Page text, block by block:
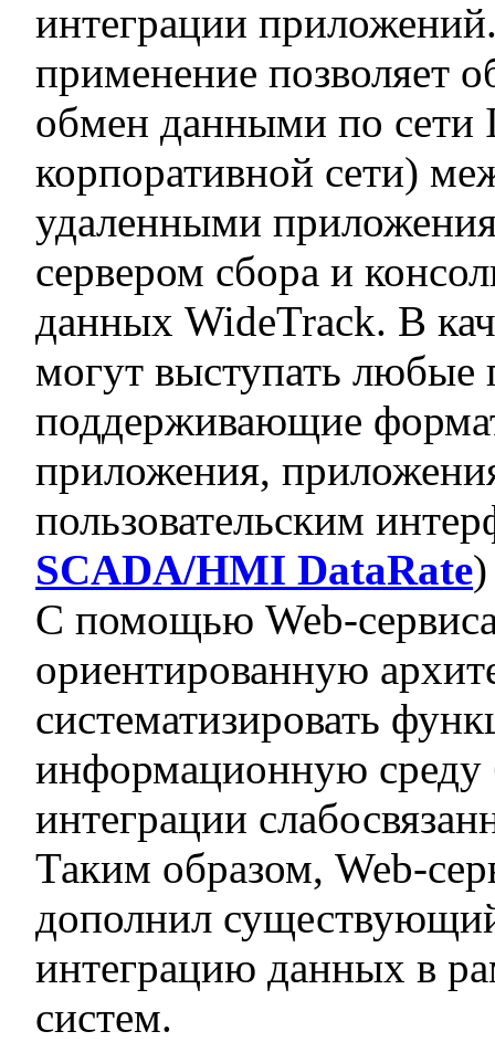
интеграции
применение позволяет
обмен данными по сети
корпоративной сети)
удаленными
сервером сбора и
данных WideTrack. В
могут выступать любые
поддерживающие
приложения,
пользовательским
SCADA/HMI DataRate
С помощью Web-
ориентированную
систематизировать
информационную среду
интеграции
Таким образом, Web-
дополнил
интеграцию данных в
систем.